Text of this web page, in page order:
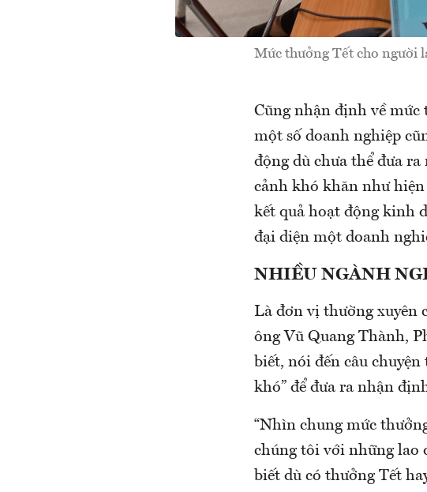
Mức thưởng Tết cho người
Cũng nhận định về mức
một số doanh nghiệp
động dù chưa thể đưa
cảnh khó khăn như
kết quả hoạt động kinh
đại diện một doanh
NHIỀU NGÀNH
Là đơn vị thường xuyên
ông Vũ Quang Thành,
biết, nói đến câu
khó” để đưa ra nhận
“Nhìn chung mức
chúng tôi với những lao
biết dù có thưởng Tết